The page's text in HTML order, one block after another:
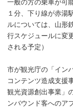
一般の方の乗車が可
１分、下り線が赤湯
ルについては、山形
行スケジュールに変
される予定）
市が観光庁の「イン
コンテンツ造成支援
観光資源創出事業」
ンバウンド客へのア